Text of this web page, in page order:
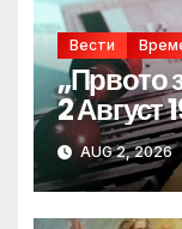
Вести
„Првото
2 Август
AUG 2, 2026